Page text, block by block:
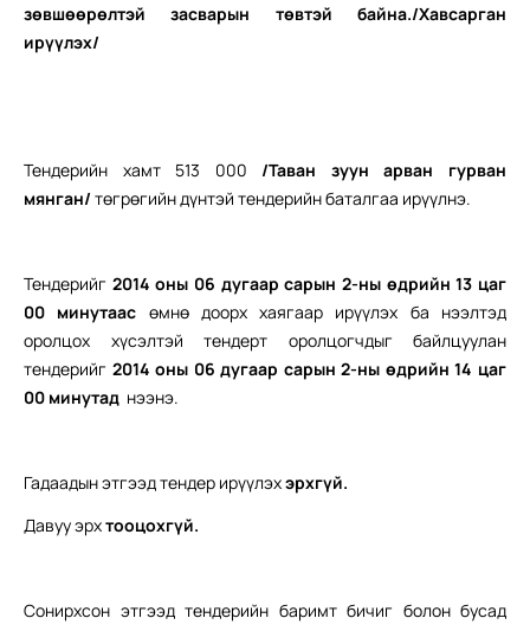
зөвшөөрөлтэй засварын төвтэй байна./Хавсарган
ирүүлэх/
Тендерийн хамт 513 000 /Таван зуун арван гурван
мянган/ төгрөгийн дүнтэй тендерийн баталгаа ирүүлнэ.
Тендерийг 2014 оны 06 дугаар сарын 2-ны өдрийн 13 цаг
00 минутаас өмнө доорх хаягаар ирүүлэх ба нээлтэд
оролцох хүсэлтэй тендерт оролцогчдыг байлцуулан
тендерийг 2014 оны 06 дугаар сарын 2-ны өдрийн 14 цаг
00 минутад нээнэ.
Гадаадын этгээд тендер ирүүлэхэрхгүй.
Давуу эрхтооцохгүй.
Сонирхсон этгээд тендерийн баримт бичиг болон бусад